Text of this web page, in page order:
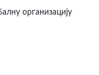
организацију